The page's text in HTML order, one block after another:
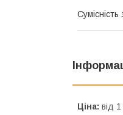
Сумісність
Ціна: від